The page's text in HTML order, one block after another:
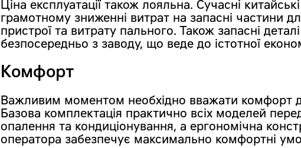
Ціна експлуатації також лояльна. Сучасні
грамотному зниженні витрат на запасні частини
пристрої та витрату пального. Також запасні
безпосередньо з заводу, що веде до істотної
Комфорт
Важливим моментом необхідно вважати комфорт
Базова комплектація практично всіх моделей
опалення та кондиціонування, а ергономічна
оператора забезпечує максимально комфортні